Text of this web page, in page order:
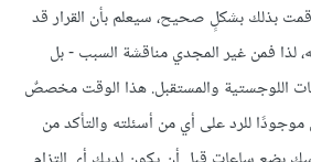
بذلك بشكلٍ صحيح، سيعلم بأن القرار قد
لذا فمن غير المجدي مناقشة السبب - بل
اللوجستية والمستقبل. هذا الوقت مخصصٌ
للرد على أي من أسئلته والتأكد من